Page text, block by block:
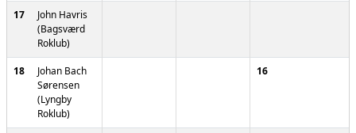
17
John Havris
(Bagsværd
Roklub)
18
Johan Bach
Sørensen
(Lyngby
Roklub)
16